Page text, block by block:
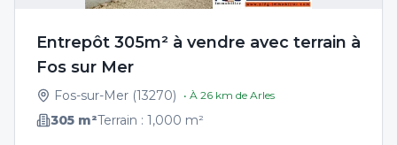
Entrepôt 305m² à vendre avec terrain à
Fos sur Mer
Fos-sur-Mer (13270) • À 26 km de Arles
305 m²Terrain : 1,000 m²